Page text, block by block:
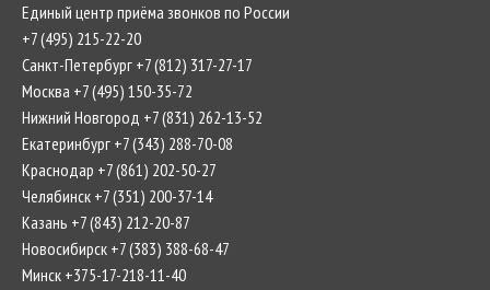
Единый центр приёма звонков по России
+7 (495) 215-22-20
Санкт-Петербург +7 (812) 317-27-17
Москва +7 (495) 150-35-72
Нижний Новгород +7 (831) 262-13-52
Екатеринбург +7 (343) 288-70-08
Краснодар +7 (861) 202-50-27
Челябинск +7 (351) 200-37-14
Казань +7 (843) 212-20-87
Новосибирск +7 (383) 388-68-47
Минск +375-17-218-11-40